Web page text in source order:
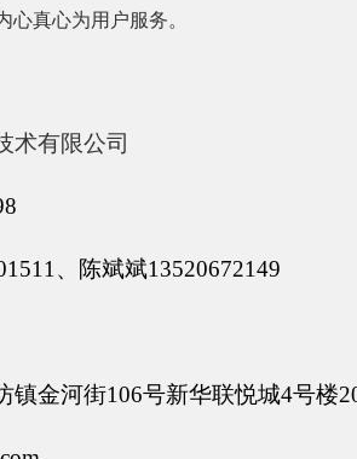
心真心为用户服务。
术有限公司
、陈斌斌13520672149
镇金河街106号新华联悦城4号楼